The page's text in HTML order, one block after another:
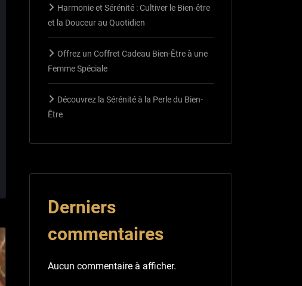
Harmonie et Sérénité : Cultiver le Bien-être
et la Douceur au Quotidien
Offrez un Coffret Cadeau Bien-Être à une
Femme Spéciale
Découvrez la Sérénité à la Perle du Bien-
Être
Derniers
commentaires
Aucun commentaire à afficher.